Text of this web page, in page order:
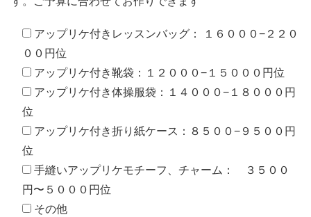
アップリケ付きレッスンバッグ： １６０００−２２０
００円位
アップリケ付き靴袋：１２０００−１５０００円位
アップリケ付き体操服袋：１４０００−１８０００円
位
アップリケ付き折り紙ケース：８５００−９５００円
位
手縫いアップリケモチーフ、チャーム： ３５００
円〜５０００円位
その他